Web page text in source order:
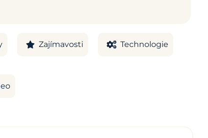
Zajímavosti Technologie